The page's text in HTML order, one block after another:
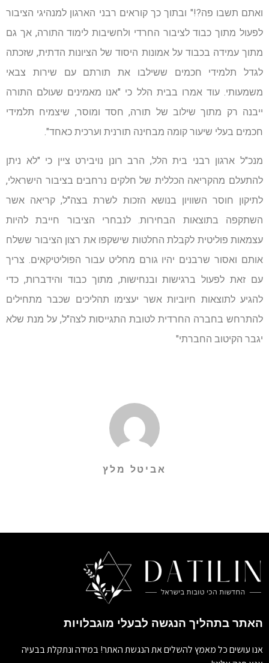
ואתם תשבו פה?!" ובתוך כך קוראים רבני הארגון למנהיגי הציבור
לפעול מתוך כבוד לציבור החרדי ולחשיבות לימוד התורה, אך גם
מתוך עמידה בכבוד על אמונות היסוד של הציונות הדתית, שזכתה
לגדל תלמידי חכמים ששילבו את תורתם עם שירות צבאי
משמעותי. עוד אמרו בבית הלל כי "אנו מאמינים שעולם התורה
ייבנה רק מתוך שילוב של תורה, חסד ומוסר, שיצמיח תלמידי
חכמים בעלי שיעור קומה מבחינה תורנית וערכית כאחד".
מנכ"ל ארגון רבני בית הלל, הרב רונן נויבירט ציין כי "לא ניתן
להתעלם מהקריאה הכללית של חלקים נרחבים בציבור הישראלי,
לתיקון חוסר השוויון בנושא הזכות לשרת בצה"ל, קריאה אשר
השתקפה בתוצאות הבחירות. לנבחרי הציבור חייבת להיות
עצמאות פוליטית לקבלת החלטות שישקפו את רצון הציבור ששלח
אותם ואסור שרבנים יהיו גורם מחליט עבור הפוליטיקאים. צריך
עם זאת לפעול ברגישות ובנחישות, מתוך כבוד והידברות, כדי
להגיע לתוצאות חיוביות אשר יעצימו תהליכים שכבר מתחילים
להתרחש בחברה החרדית לטובת התגייסות לצה"ל, על מנת שלא
יגבר הקיטוב החברתי"
אביטל מלץ
האתר בתהליך הנגשה לבעלי מוגבלויות
אנו עושים כל מאמץ להשלים את הנגשת האתר! במידה ונתקלת בבעיה